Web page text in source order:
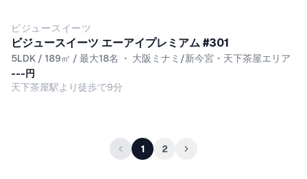
ビジュースイーツ
ビジュースイーツ エーアイプレミアム #301
5LDK / 189㎡ / 最大18名 ・ 大阪ミナミ/新今宮・天下茶屋エリア
---円
天下茶屋駅より徒歩で9分
1 2